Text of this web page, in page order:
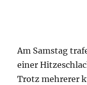
Am Samstag
einer
Trotz mehrerer